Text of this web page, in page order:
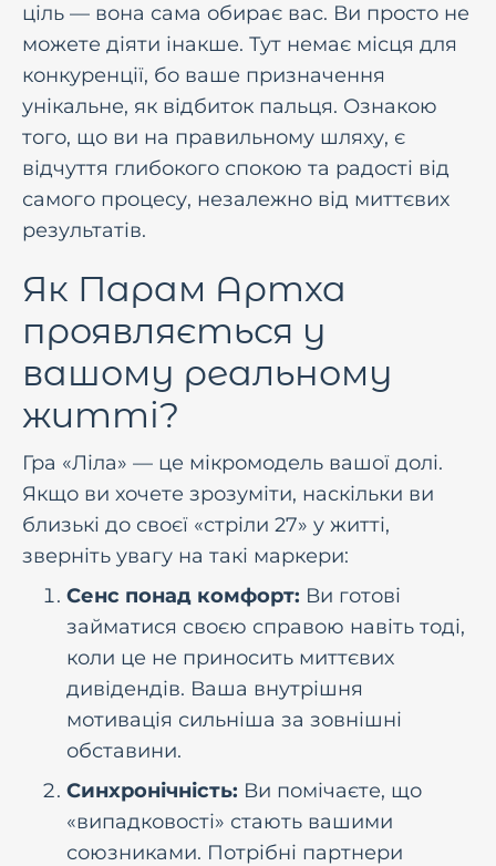
ціль — вона сама обирає вас. Ви просто не
можете діяти інакше. Тут немає місця для
конкуренції, бо ваше призначення
унікальне, як відбиток пальця. Ознакою
того, що ви на правильному шляху, є
відчуття глибокого спокою та радості від
самого процесу, незалежно від миттєвих
результатів.
Як Парам Артха
проявляється у
вашому реальному
житті?
Гра «Ліла» — це мікромодель вашої долі.
Якщо ви хочете зрозуміти, наскільки ви
близькі до своєї «стріли 27» у житті,
зверніть увагу на такі маркери:
Сенс понад комфорт: Ви готові
займатися своєю справою навіть тоді,
коли це не приносить миттєвих
дивідендів. Ваша внутрішня
мотивація сильніша за зовнішні
обставини.
Синхронічність: Ви помічаєте, що
«випадковості» стають вашими
союзниками. Потрібні партнери